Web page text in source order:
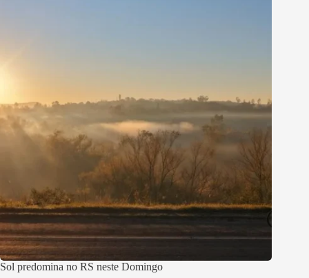
Sol predomina no RS neste Domingo